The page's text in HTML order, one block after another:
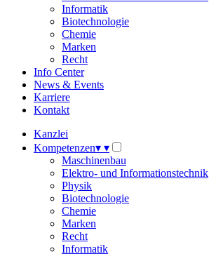
Informatik
Biotechnologie
Chemie
Marken
Recht
Info Center
News & Events
Karriere
Kontakt
Kanzlei
Kompetenzen▾ ▾
Maschinenbau
Elektro- und Informationstechnik
Physik
Biotechnologie
Chemie
Marken
Recht
Informatik